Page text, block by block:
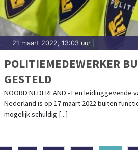
21 maart 2022, 13:03 uur
POLITIEMEDEWERKER
GESTELD
NOORD NEDERLAND - Een leidinggevende
Nederland is op 17 maart 2022 buiten
mogelijk schuldig [...]